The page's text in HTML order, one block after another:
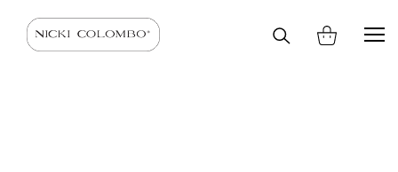
Cerca
HOME SHOP SCIARPE E STOLE